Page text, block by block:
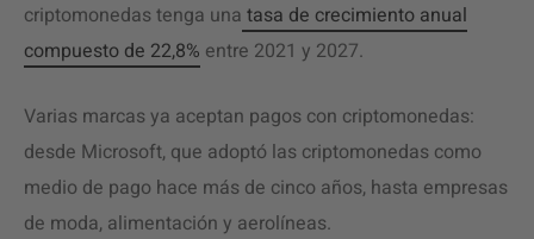
criptomonedas tenga una tasa de crecimiento anual
compuesto de 22,8% entre 2021 y 2027.
Varias marcas ya aceptan pagos con criptomonedas:
desde Microsoft, que adoptó las criptomonedas como
medio de pago hace más de cinco años, hasta empresas
de moda, alimentación y aerolíneas.